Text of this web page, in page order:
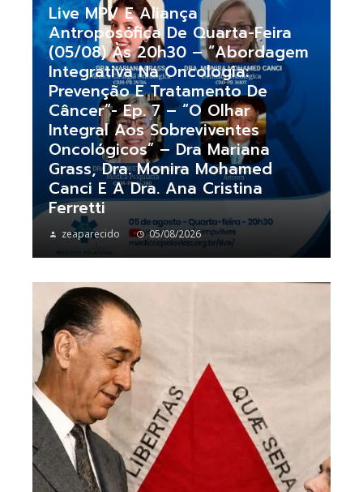
Live MPV E Aliança
Antroposófica De Quarta-Feira
(05/08) Às 20h30 – “Abordagem
Integrativa Na Oncologia:
Prevenção E Tratamento De
Câncer”- Ep. 7 – “O Olhar
Integral Aos Sobreviventes
Oncológicos” – Dra Mariana
Grass, Dra. Monira Mohamed
Canci E A Dra. Ana Cristina
Ferretti
zeaparecido 05/08/2026